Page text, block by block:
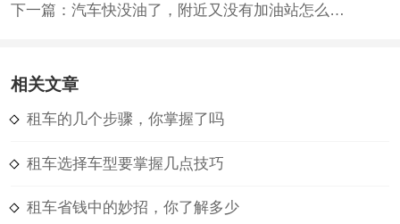
下一篇：
汽车快没油了，附近又没有加油站怎么办？
相关文章
租车的几个步骤，你掌握了吗
租车选择车型要掌握几点技巧
租车省钱中的妙招，你了解多少